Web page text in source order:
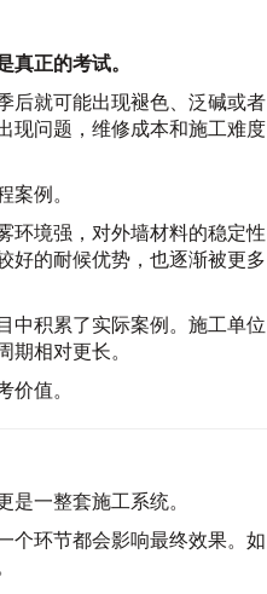
真正的考试。
后就可能出现褪色、泛碱或者
现问题，维修成本和施工难度
案例。
环境强，对外墙材料的稳定性
好的耐候优势，也逐渐被更多
中积累了实际案例。施工单位
期相对更长。
价值。
是一整套施工系统。
个环节都会影响最终效果。如